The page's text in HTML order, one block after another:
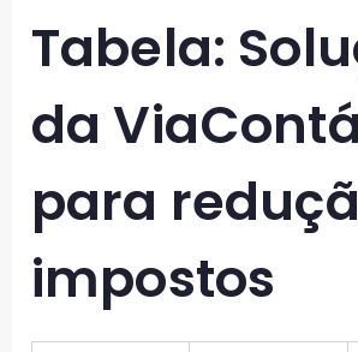
Tabela:
da
para
impostos